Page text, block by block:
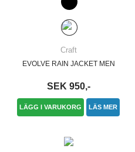
Craft
EVOLVE RAIN JACKET MEN
SEK 950,-
LÄGG I VARUKORG LÄS MER